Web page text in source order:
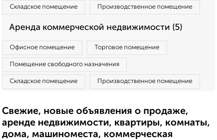
Складское помещение Производственное помещение
Аренда коммерческой недвижимости (5)
Офисное помещение Торговое помещение
Помещение свободного назначения
Складское помещение Производственное помещение
Свежие, новые объявления о продаже,
аренде недвижимости, квартиры, комнаты,
дома, машиноместа, коммерческая